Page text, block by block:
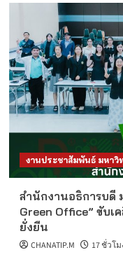
งานประชาสัมพันธ์ มหาวิ
สำนักงานอธิการบดี
Green Office” ขับเ
ยั่งยืน
CHANATIP.M 17 ชั่วโม